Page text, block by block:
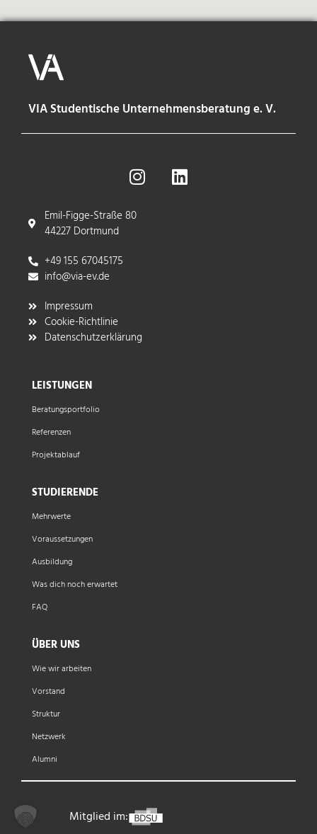
VIA Studentische Unternehmensberatung e. V.
Emil-Figge-Straße 80
44227 Dortmund
+49 155 67045175
info@via-ev.de​
Impressum
Cookie-Richtlinie
Datenschutzerklärung
LEISTUNGEN
Beratungsportfolio
Referenzen
Projektablauf
STUDIERENDE
Mehrwerte
Voraussetzungen
Ausbildung
Was dich noch erwartet
FAQ
ÜBER UNS
Wie wir arbeiten
Vorstand
Struktur
Netzwerk
Alumni
Mitglied im: